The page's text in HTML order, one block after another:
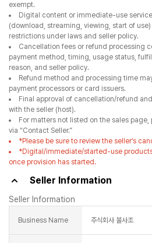
exempt.
Digital content or immediate-use
(download, streaming, viewing, start of
restrictions under laws and seller policy.
Cancellation fees or refund processing
payment method, timing, usage status,
reason, and seller policy.
Refund method and processing time
payment processors or card issuers.
Final approval of cancellation/refund
with the seller (host).
For matters not listed on the sales
via “Contact Seller.”
*Please be sure to review the seller’s
*Digital/immediate/started-use
once provision has started.
Seller Information
Seller Information
Business Name 주식회사 불사조